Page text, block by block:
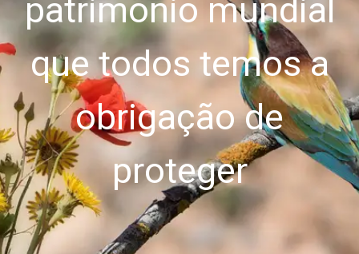
fazer face aos
desafios de
conservação com
as comunidades
locais